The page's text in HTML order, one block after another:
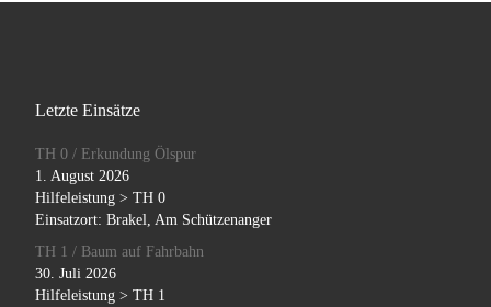
Letzte Einsätze
TH 0 / Erkundung Ölspur
1. August 2026
Hilfeleistung > TH 0
Einsatzort: Brakel, Am Schützenanger
TH 1 / Baum auf Fahrbahn
30. Juli 2026
Hilfeleistung > TH 1